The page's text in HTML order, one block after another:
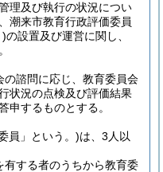
理及び執行の状況につい
潮来市教育行政評価委員
)の設置及び運営に関し、
諮問に応じ、教育委員会
状況の点検及び評価結果
申するものとする。
員」という。)は、3人以
する者のうちから教育委